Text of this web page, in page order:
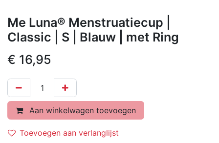
Me Luna® Menstruatiecup |
Classic | S | Blauw | met Ring
€ 16,95
Aan winkelwagen toevoegen
Toevoegen aan verlanglijst